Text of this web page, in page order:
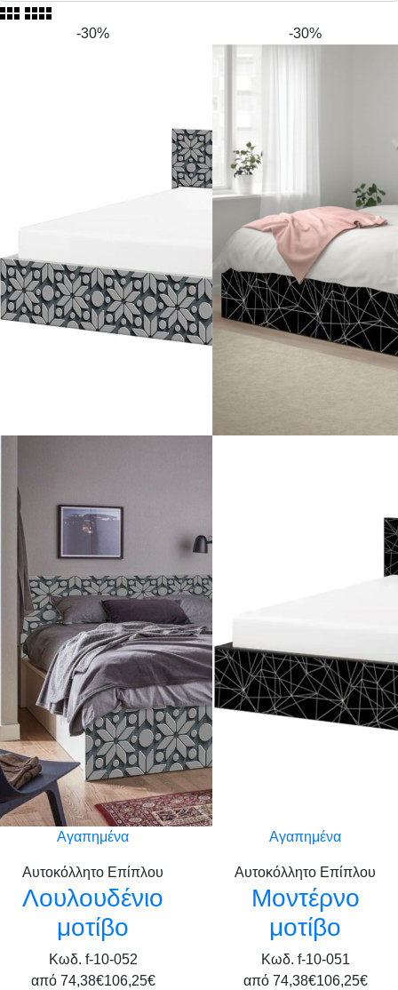
-30%
Αγαπημένα
Αυτοκόλλητο Επίπλου
Λουλουδένιο
μοτίβο
Κωδ. f-10-052
από 74,38€106,25€
-30%
Αγαπημένα
Αυτοκόλλητο Επίπλου
Μοντέρνο
μοτίβο
Κωδ. f-10-051
από 74,38€106,25€